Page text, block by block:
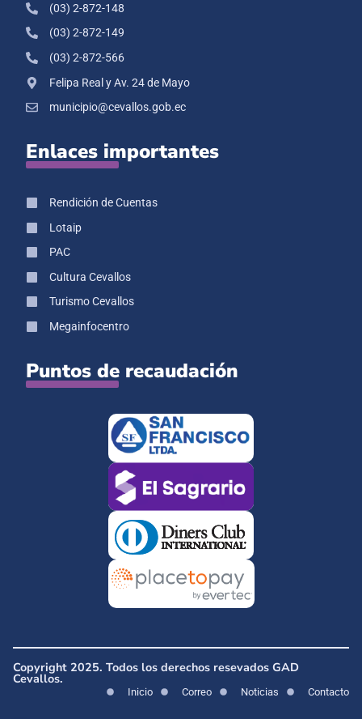
(03) 2-872-148
(03) 2-872-149
(03) 2-872-566
Felipa Real y Av. 24 de Mayo
municipio@cevallos.gob.ec
Enlaces importantes
Rendición de Cuentas
Lotaip
PAC
Cultura Cevallos
Turismo Cevallos
Megainfocentro
Puntos de recaudación
Copyright 2025. Todos los derechos resevados GAD
Cevallos.
Inicio Correo Noticias Contacto